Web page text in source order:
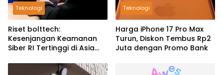
Teknologi
Riset bolttech:
Kesenjangan Keamanan
Siber RI Tertinggi di Asia
Teknologi
Harga iPhone 17 Pro Max
Turun, Diskon Tembus Rp2
Juta dengan Promo Bank